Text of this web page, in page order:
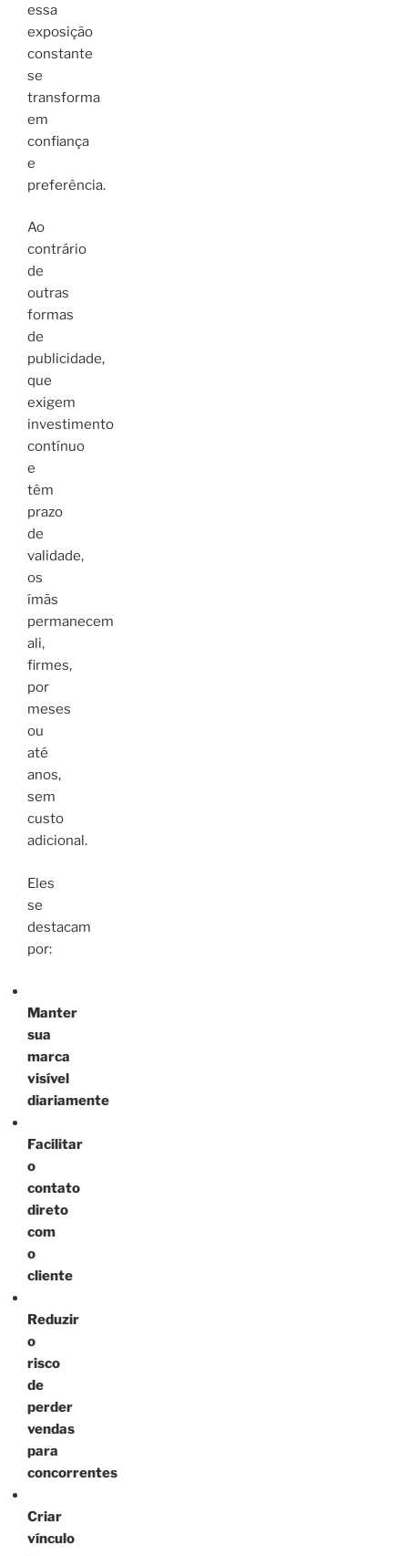
essa
exposição
constante
se
transforma
em
confiança
e
preferência.
Ao
contrário
de
outras
formas
de
publicidade,
que
exigem
investimento
contínuo
e
têm
prazo
de
validade,
os
ímãs
permanecem
ali,
firmes,
por
meses
ou
até
anos,
sem
custo
adicional.
Eles
se
destacam
por:
Manter
sua
marca
visível
diariamente
Facilitar
o
contato
direto
com
o
cliente
Reduzir
o
risco
de
perder
vendas
para
concorrentes
Criar
vínculo